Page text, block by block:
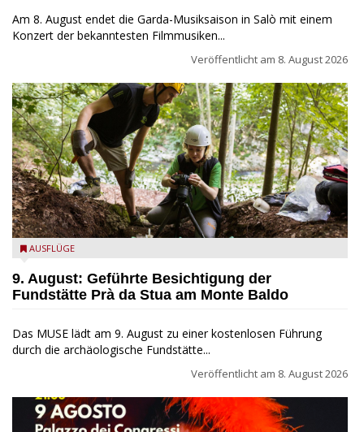
Am 8. August endet die Garda-Musiksaison in Salò mit einem
Konzert der bekanntesten Filmmusiken...
Veröffentlicht am 8. August 2026
die archäologische Fundstätte Riparo Prà da Stua am Monte
AUSFLÜGE
9. August: Geführte Besichtigung der
Fundstätte Prà da Stua am Monte Baldo
Das MUSE lädt am 9. August zu einer kostenlosen Führung
durch die archäologische Fundstätte...
Veröffentlicht am 8. August 2026